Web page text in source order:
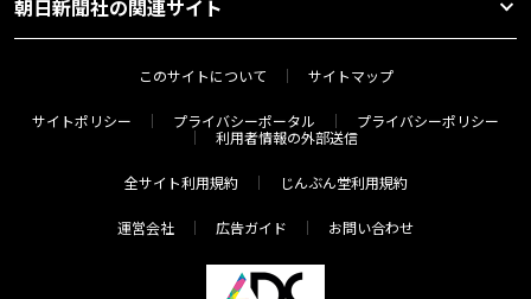
朝日新聞社の関連サイト
このサイトについて サイトマップ
サイトポリシー プライバシーポータル
プライバシーポリシー
利用者情報の外部送信
全サイト利用規約 じんぶん堂利用規約
運営会社 広告ガイド お問い合わせ